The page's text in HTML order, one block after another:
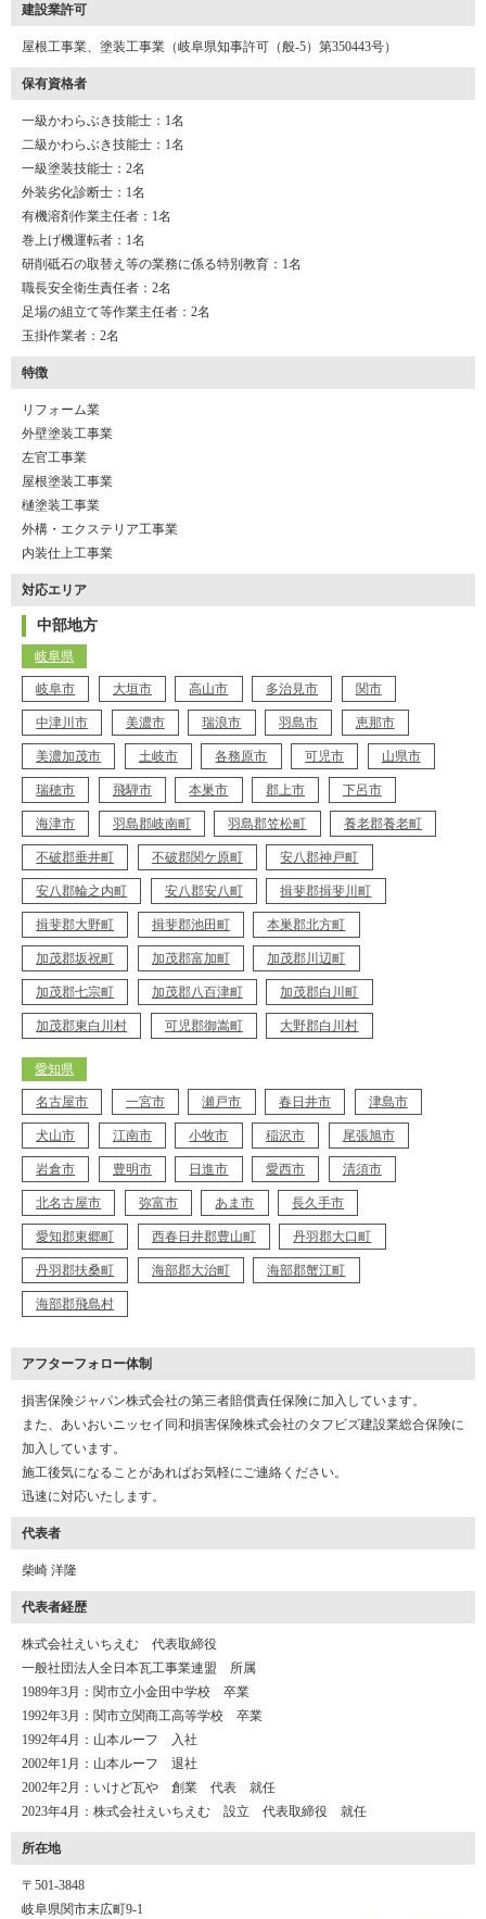
建設業許可
屋根工事業、塗装工事業（岐阜県知事許可（般-5）第350443号）
保有資格者
一級かわらぶき技能士：1名
二級かわらぶき技能士：1名
一級塗装技能士：2名
外装劣化診断士：1名
有機溶剤作業主任者：1名
巻上げ機運転者：1名
研削砥石の取替え等の業務に係る特別教育：1名
職長安全衛生責任者：2名
足場の組立て等作業主任者：2名
玉掛作業者：2名
特徴
リフォーム業
外壁塗装工事業
左官工事業
屋根塗装工事業
樋塗装工事業
外構・エクステリア工事業
内装仕上工事業
対応エリア
中部地方
岐阜県
岐阜市 大垣市 高山市 多治見市 関市
中津川市 美濃市 瑞浪市 羽島市 恵那市
美濃加茂市 土岐市 各務原市 可児市 山県市
瑞穂市 飛騨市 本巣市 郡上市 下呂市
海津市 羽島郡岐南町 羽島郡笠松町 養老郡養老町
不破郡垂井町 不破郡関ケ原町 安八郡神戸町
安八郡輪之内町 安八郡安八町 揖斐郡揖斐川町
揖斐郡大野町 揖斐郡池田町 本巣郡北方町
加茂郡坂祝町 加茂郡富加町 加茂郡川辺町
加茂郡七宗町 加茂郡八百津町 加茂郡白川町
加茂郡東白川村 可児郡御嵩町 大野郡白川村
愛知県
名古屋市 一宮市 瀬戸市 春日井市 津島市
犬山市 江南市 小牧市 稲沢市 尾張旭市
岩倉市 豊明市 日進市 愛西市 清須市
北名古屋市 弥富市 あま市 長久手市
愛知郡東郷町 西春日井郡豊山町 丹羽郡大口町
丹羽郡扶桑町 海部郡大治町 海部郡蟹江町
海部郡飛島村
アフターフォロー体制
損害保険ジャパン株式会社の第三者賠償責任保険に加入しています。
また、あいおいニッセイ同和損害保険株式会社のタフビズ建設業総合保険に
加入しています。
施工後気になることがあればお気軽にご連絡ください。
迅速に対応いたします。
代表者
柴崎 洋隆
代表者経歴
株式会社えいちえむ 代表取締役
一般社団法人全日本瓦工事業連盟 所属
1989年3月：関市立小金田中学校 卒業
1992年3月：関市立関商工高等学校 卒業
1992年4月：山本ルーフ 入社
2002年1月：山本ルーフ 退社
2002年2月：いけど瓦や 創業 代表 就任
2023年4月：株式会社えいちえむ 設立 代表取締役 就任
所在地
〒501-3848
岐阜県関市末広町9-1